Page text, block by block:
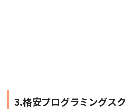
3.格安プログラミングス